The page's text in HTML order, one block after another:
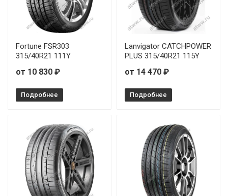
Fortune FSR303
315/40R21 111Y
от 10 830 ₽
Подробнее
Lanvigator CATCHPOWER
PLUS 315/40R21 115Y
от 14 470 ₽
Подробнее